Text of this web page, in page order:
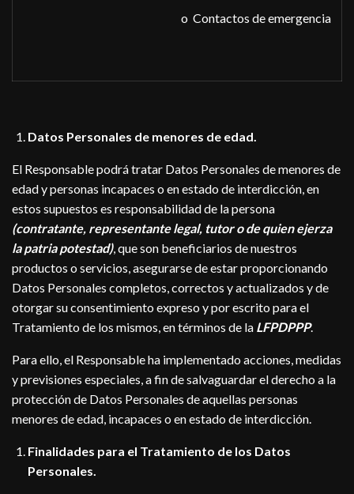
o Contactos de emergencia
Datos Personales de menores de edad.
El Responsable podrá tratar Datos Personales de menores de
edad y personas incapaces o en estado de interdicción, en
estos supuestos es responsabilidad de la persona
(contratante, representante legal, tutor o de quien ejerza
la patria potestad), que son beneficiarios de nuestros
productos o servicios, asegurarse de estar proporcionando
Datos Personales completos, correctos y actualizados y de
otorgar su consentimiento expreso y por escrito para el
Tratamiento de los mismos, en términos de la LFPDPPP.
Para ello, el Responsable ha implementado acciones, medidas
y previsiones especiales, a fin de salvaguardar el derecho a la
protección de Datos Personales de aquellas personas
menores de edad, incapaces o en estado de interdicción.
Finalidades para el Tratamiento de los Datos
Personales.